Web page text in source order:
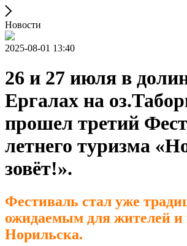
Новости
2025-08-01 13:40
26 и 27 июля в
Ергалах на
прошел третий
летнего туризма
зовёт!».
Фестиваль стал уже
ожидаемым для жителей и
Норильска.